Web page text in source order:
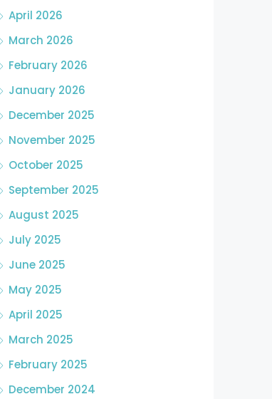
April 2026
March 2026
February 2026
January 2026
December 2025
November 2025
October 2025
September 2025
August 2025
July 2025
June 2025
May 2025
April 2025
March 2025
February 2025
December 2024